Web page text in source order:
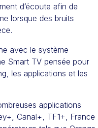
d’écoute afin de
lorsque des bruits
avec le système
Smart TV pensée pour
les applications et les
applications
Canal+, TF1+, France